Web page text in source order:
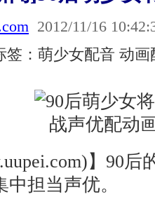
2012/11/16
签：萌少女配音 动画
】90后
担当声优。